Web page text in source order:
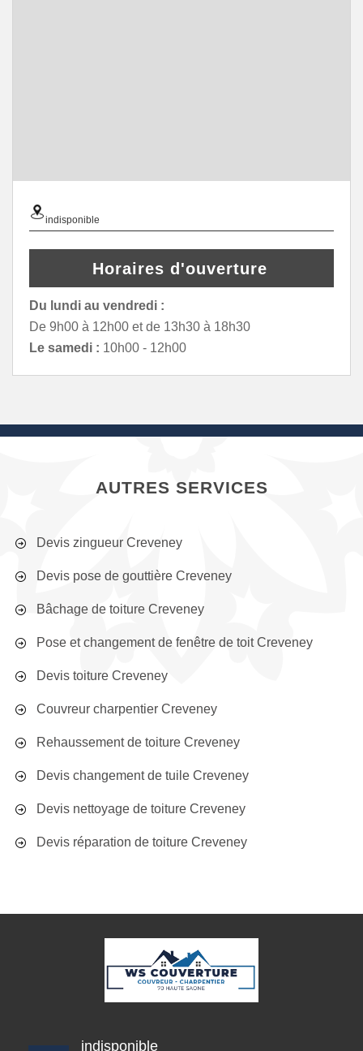
indisponible
Horaires d'ouverture
Du lundi au vendredi :
De 9h00 à 12h00 et de 13h30 à 18h30
Le samedi : 10h00 - 12h00
AUTRES SERVICES
Devis zingueur Creveney
Devis pose de gouttière Creveney
Bâchage de toiture Creveney
Pose et changement de fenêtre de toit Creveney
Devis toiture Creveney
Couvreur charpentier Creveney
Rehaussement de toiture Creveney
Devis changement de tuile Creveney
Devis nettoyage de toiture Creveney
Devis réparation de toiture Creveney
indisponible